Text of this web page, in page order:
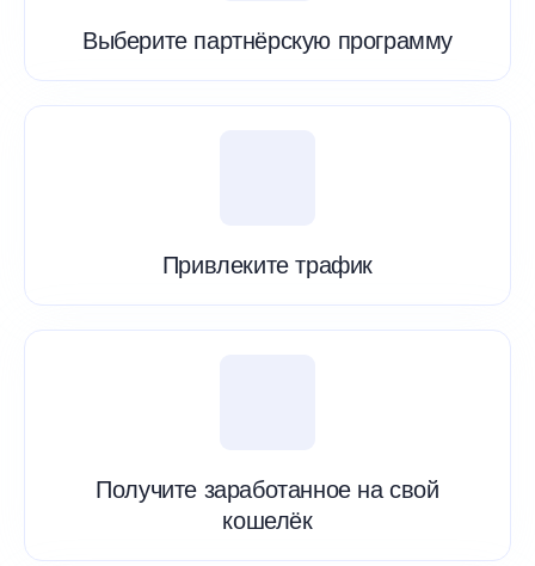
Выберите партнёрскую программу
Привлеките трафик
Получите заработанное на свой
кошелёк